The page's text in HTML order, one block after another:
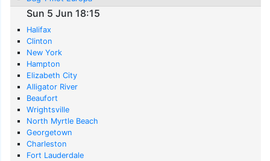
Sun 5 Jun 18:15
Halifax
Clinton
New York
Hampton
Elizabeth City
Alligator River
Beaufort
Wrightsville
North Myrtle Beach
Georgetown
Charleston
Fort Lauderdale